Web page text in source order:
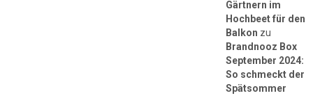
Gärtnern im
Hochbeet für den
Balkon zu
Brandnooz Box
September 2024:
So schmeckt der
Spätsommer